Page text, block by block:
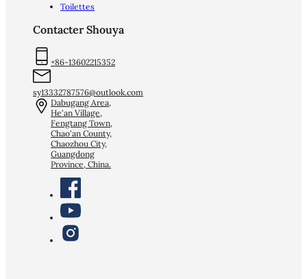
Toilettes
Contacter Shouya
+86-13602215352
sy13332787576@outlook.com
Dabugang Area,
He'an Village,
Fengtang Town,
Chao'an County,
Chaozhou City,
Guangdong
Province, China.